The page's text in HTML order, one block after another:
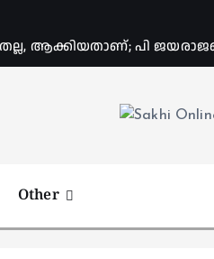
ആക്കിയതാണ്; പി
Other